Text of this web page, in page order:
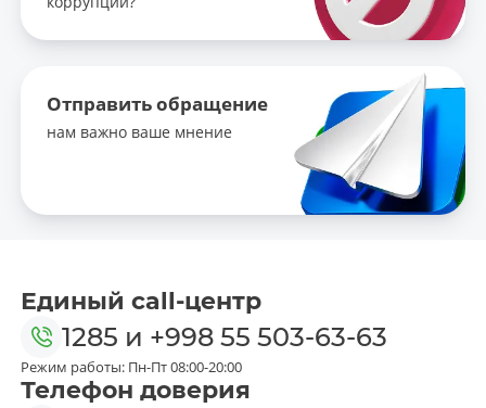
Отправить обращение
нам важно ваше мнение
Единый call-центр
1285 и +998 55 503-63-63
Режим работы: Пн-Пт 08:00-20:00
Телефон доверия